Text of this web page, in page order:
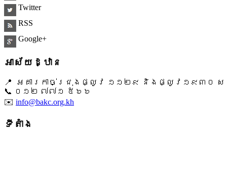
Twitter
RSS
Google+
អាស័យដ្ឋាន
📍 អគារកាច់ជ្រុងផ្លូវ ១១២៩ និងផ្លូវ១៩៣០ ស
📞 ​០១២ ៧៧១ ៥៦៦
✉️ info@bakc.org.kh
ទីតាំង